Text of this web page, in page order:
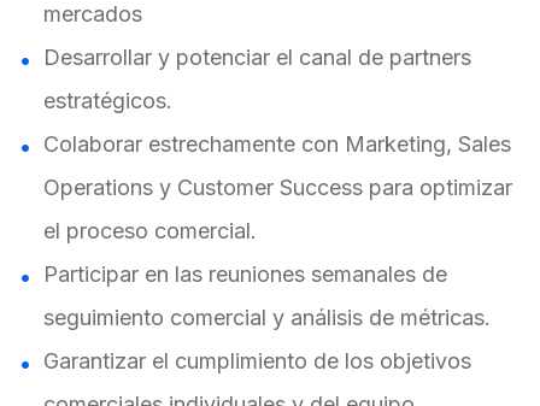
mercados
Desarrollar y potenciar el canal de partners
estratégicos.
Colaborar estrechamente con Marketing, Sales
Operations y Customer Success para optimizar
el proceso comercial.
Participar en las reuniones semanales de
seguimiento comercial y análisis de métricas.
Garantizar el cumplimiento de los objetivos